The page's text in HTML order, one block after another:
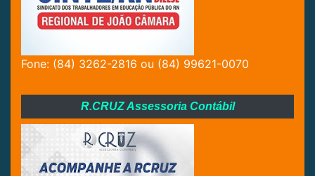
Fone: (84) 3262-2816 ou (84) 99621-0070
R.CRUZ Assessoria Contábil